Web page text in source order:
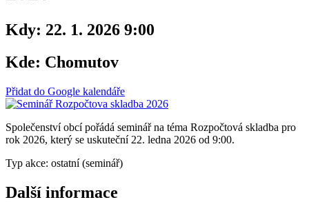
Kdy: 22. 1. 2026 9:00
Kde: Chomutov
Přidat do Google kalendáře
Společenství obcí pořádá seminář na téma Rozpočtová skladba pro
rok 2026, který se uskuteční 22. ledna 2026 od 9:00.
Typ akce: ostatní (seminář)
Další informace